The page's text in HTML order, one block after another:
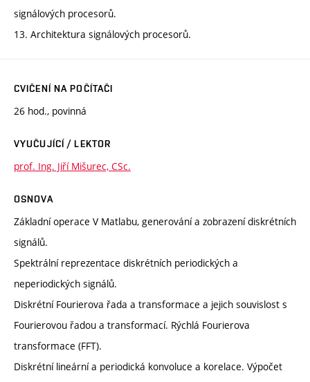
signálových procesorů.
13. Architektura signálových procesorů.
CVIČENÍ NA POČÍTAČI
26 hod., povinná
VYUČUJÍCÍ / LEKTOR
prof. Ing. Jiří Mišurec, CSc.
OSNOVA
Základní operace V Matlabu, generování a zobrazení diskrétních
signálů.
Spektrální reprezentace diskrétních periodických a
neperiodických signálů.
Diskrétní Fourierova řada a transformace a jejich souvislost s
Fourierovou řadou a transformací. Rýchlá Fourierova
transformace (FFT).
Diskrétní lineární a periodická konvoluce a korelace. Výpočet